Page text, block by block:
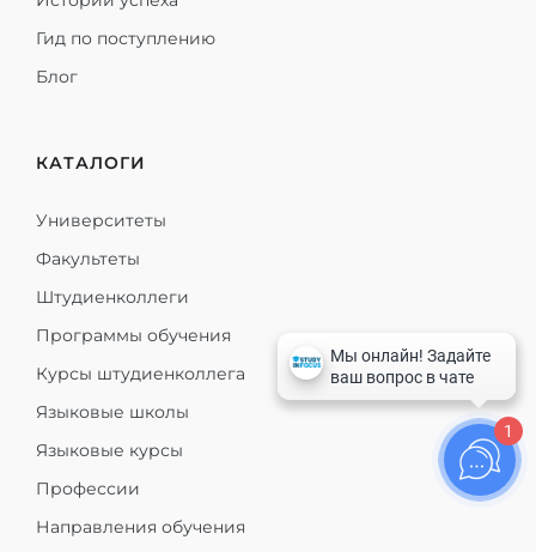
Гид по поступлению
Блог
КАТАЛОГИ
Университеты
Факультеты
Штудиенколлеги
Программы обучения
Курсы штудиенколлега
Языковые школы
Языковые курсы
Профессии
Направления обучения
1